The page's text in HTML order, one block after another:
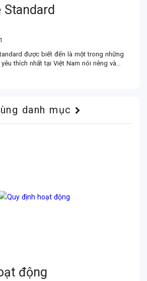
Standard
được biết đến là một trong những
thích nhất tại Việt Nam nói riêng và
danh mục
động